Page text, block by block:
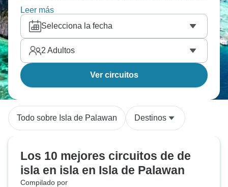
también la época más popular del año.
Leer más
Selecciona la fecha
2 Adultos
Ver circuitos
Todo sobre Isla de Palawan Destinos
Los 10 mejores circuitos de de
isla en isla en Isla de Palawan
Compilado por